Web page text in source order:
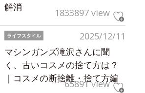
解消
1833897 view
2025/12/11
ライフスタイル
マシンガンズ滝沢さんに聞
く、古いコスメの捨て方は？
｜コスメの断捨離・捨て方編
65891 view